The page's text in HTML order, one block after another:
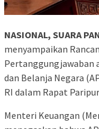
NASIONAL, SUARA
menyampaikan
Pertanggungjawaban
dan Belanja Negara
RI dalam Rapat
Menteri Keuangan